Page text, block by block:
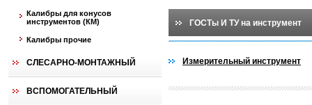
Калибры для конусов
инструментов (КМ)
Калибры прочие
СЛЕСАРНО-МОНТАЖНЫЙ
ВСПОМОГАТЕЛЬНЫЙ
ГОСТы И ТУ на инструмент
Измерительный инструмент